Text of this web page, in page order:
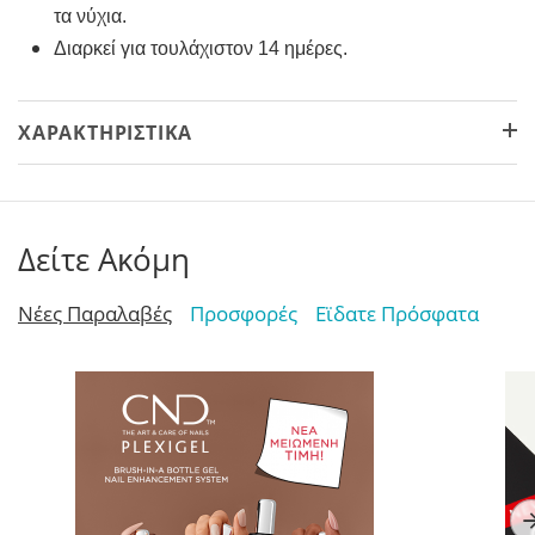
τα νύχια.
Διαρκεί για τουλάχιστον 14 ημέρες.
ΧΑΡΑΚΤΗΡΙΣΤΙΚΆ
Δείτε Ακόμη
Νέες Παραλαβές Προσφορές Εϊδατε Πρόσφατα